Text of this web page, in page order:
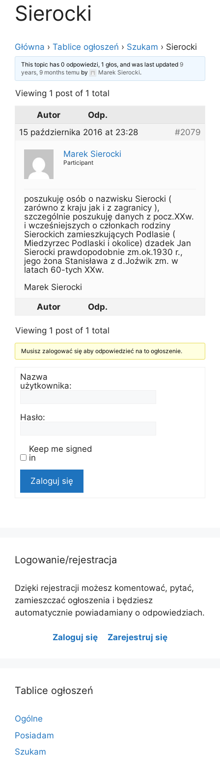
Sierocki
Główna › Tablice ogłoszeń › Szukam › Sierocki
This topic has 0 odpowiedzi, 1 głos, and was last updated9
years, 9 months temu by Marek Sierocki.
Viewing 1 post of 1 total
Autor
Odp.
15 października 2016 at 23:28
#2079
Marek Sierocki
Participant
poszukuję osób o nazwisku Sierocki (
zarówno z kraju jak i z zagranicy ),
szczególnie poszukuję danych z pocz.XXw.
i wcześniejszych o członkach rodziny
Sierockich zamieszkujących Podlasie (
Miedzyrzec Podlaski i okolice) dzadek Jan
Sierocki prawdopodobnie zm.ok.1930 r.,
jego żona Stanisława z d.Joźwik zm. w
latach 60-tych XXw.
Marek Sierocki
Autor
Odp.
Viewing 1 post of 1 total
Musisz zalogować się aby odpowiedzieć na to ogłoszenie.
Nazwa
użytkownika:
Hasło:
Keep me signed
in
Zaloguj się
Logowanie/rejestracja
Dzięki rejestracji możesz komentować, pytać,
zamieszczać ogłoszenia i będziesz
automatycznie powiadamiany o odpowiedziach.
Zaloguj się Zarejestruj się
Tablice ogłoszeń
Ogólne
Posiadam
Szukam